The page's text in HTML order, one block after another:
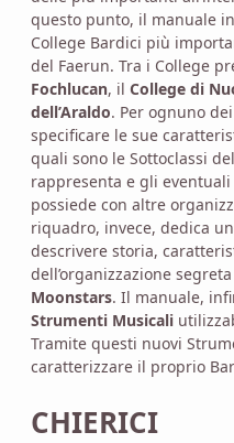
questo punto, il manuale
College Bardici più
del Faerun. Tra i College
Fochlucan, il College di
dell’Araldo. Per ognuno
specificare le sue
quali sono le Sottoclassi
rappresenta e gli
possiede con altre
riquadro, invece, dedica
descrivere storia,
dell’organizzazione
Moonstars. Il manuale,
Strumenti Musicali
Tramite questi nuovi
caratterizzare il proprio
CHIERICI